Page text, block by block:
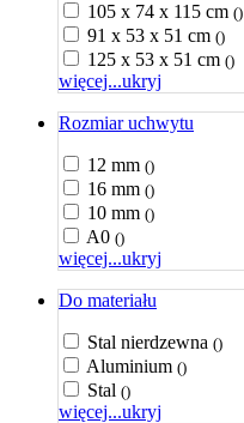
105 x 74 x 115 cm ()
91 x 53 x 51 cm ()
125 x 53 x 51 cm ()
więcej...ukryj
Rozmiar uchwytu
12 mm ()
16 mm ()
10 mm ()
A0 ()
więcej...ukryj
Do materiału
Stal nierdzewna ()
Aluminium ()
Stal ()
więcej...ukryj